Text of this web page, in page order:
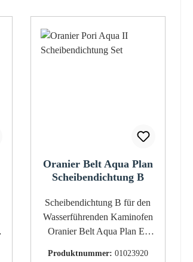
Oranier Belt Aqua Plan
Scheibendichtung B
Scheibendichtung B für den
Wasserführenden Kaminofen
Oranier Belt Aqua Plan Es
Produktnummer: 01023920